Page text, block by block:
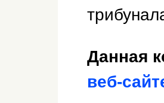
Данная
веб-